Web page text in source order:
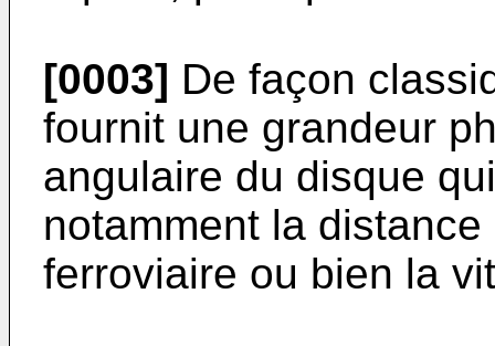
[0003] De façon
fournit une grandeur
angulaire du disque
notamment la
ferroviaire ou bien la